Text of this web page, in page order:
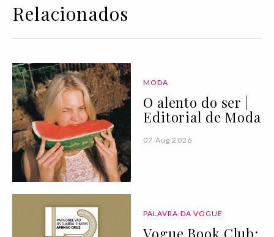
Relacionados
MODA
O alento do ser |
Editorial de Moda
07 Aug 2026
PALAVRA DA VOGUE
Vogue Book Club: